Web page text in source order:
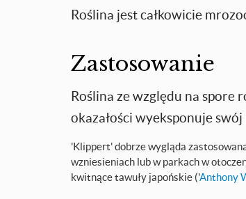
Roślina jest całkowicie
Zastosowanie
Roślina ze względu na spore
okazałości wyeksponuje
'Klippert' dobrze wygląda
wzniesieniach lub w parkach w
kwitnące tawuły japońskie ('Anthony